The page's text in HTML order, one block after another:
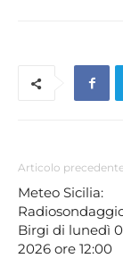
Articolo
Meteo Sicilia:
Birgi di lunedì
2026 ore 12:00